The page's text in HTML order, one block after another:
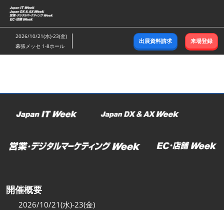
ス
キ
ッ
し
む
2026/10/21(水)-23(金)
幕張メッセ 1-8ホール
出展資料請求 来場登録
開催概要
2026/10/21(水)-23(金)